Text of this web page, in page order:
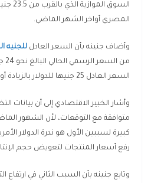
السوق
المصري أواخر الشهر الماضي.
وأضاف جنينه بأن السعر العادل للجنيه
السعر العادل 25 جنيها للدولار بالزيادة أو الانخفاض شيئا طفيفا.
وأشار الخبير الاقتصادي إلى أن بيانات
متوافقة مع التوقعات، لأن الشهور
كبيرة لسببين الأول هو ندرة الدولار
رفع أسعار المنتجات لتعويض حجم
وتابع جنينه بأن السبب الثاني في